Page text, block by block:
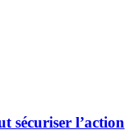
sécuriser l’action